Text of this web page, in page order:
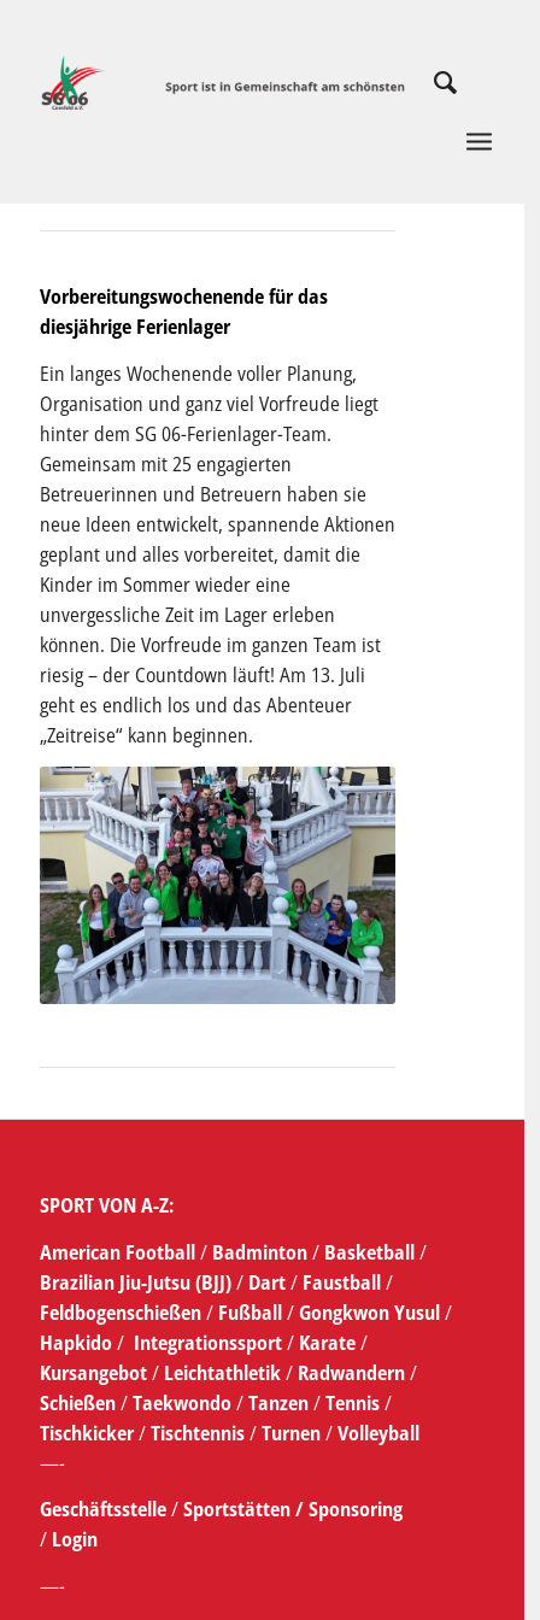
Vorbereitungswochenende für das
diesjährige Ferienlager
Ein langes Wochenende voller Planung,
Organisation und ganz viel Vorfreude liegt
hinter dem SG 06-Ferienlager-Team.
Gemeinsam mit 25 engagierten
Betreuerinnen und Betreuern haben sie
neue Ideen entwickelt, spannende Aktionen
geplant und alles vorbereitet, damit die
Kinder im Sommer wieder eine
unvergessliche Zeit im Lager erleben
können. Die Vorfreude im ganzen Team ist
riesig – der Countdown läuft! Am 13. Juli
geht es endlich los und das Abenteuer
„Zeitreise“ kann beginnen.
SPORT VON A-Z:
American Football/ Badminton/ Basketball/
Brazilian Jiu-Jutsu (BJJ)/ Dart/ Faustball/
Feldbogenschießen/ Fußball/Gongkwon Yusul/
Hapkido/ Integrationssport/ Karate/
Kursangebot/Leichtathletik/ Radwandern/
Schießen/Taekwondo/Tanzen/Tennis/
Tischkicker/Tischtennis/Turnen/Volleyball
—-
Geschäftsstelle/Sportstätten /Sponsoring
/ Login
—-